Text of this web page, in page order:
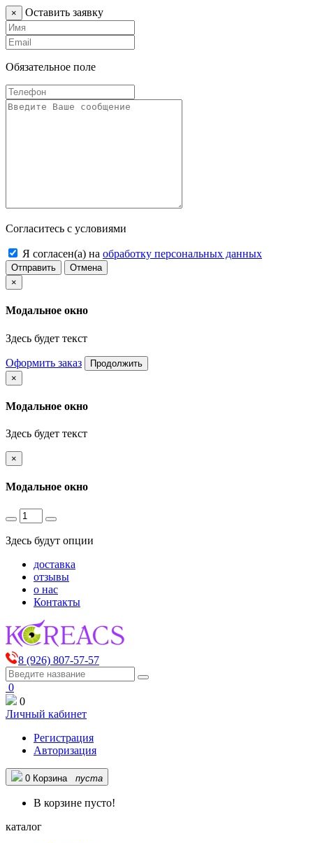
× Оставить заявку
Обязательное поле
Согласитесь с условиями
Я согласен(а) на обработку персональных данных
Отправить
Отмена
×
Модальное окно
Здесь будет текст
Оформить заказ
Продолжить
×
Модальное окно
Здесь будет текст
×
Модальное окно
Здесь будут опции
доставка
отзывы
о нас
Контакты
8 (926) 807-57-57
0
0
Личный кабинет
Регистрация
Авторизация
0 Корзина пуста
В корзине пусто!
каталог